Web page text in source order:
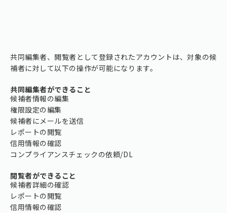
共同編集者、閲覧者として登録されたアカウントは、対象の候
補者に対して以下の操作が可能になります。
共同編集者ができること
候補者情報の編集
権限設定の編集
候補者にメールを送信
レポートの閲覧
信用情報の確認
コンプライアンスチェックの依頼/DL
閲覧者ができること
候補者詳細の確認
レポートの閲覧
信用情報の確認